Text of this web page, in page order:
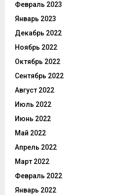
Февраль 2023
Январь 2023
Декабрь 2022
Ноябрь 2022
Октябрь 2022
Сентябрь 2022
Август 2022
Июль 2022
Июнь 2022
Май 2022
Апрель 2022
Март 2022
Февраль 2022
Январь 2022